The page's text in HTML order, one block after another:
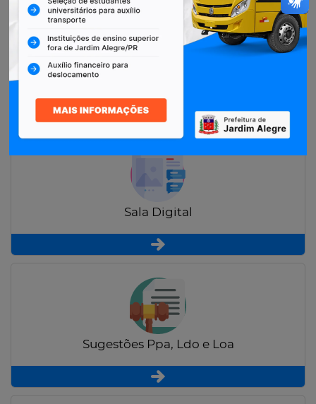
Restituição de Contribuintes
Sala Digital
Sugestões Ppa, Ldo e Loa